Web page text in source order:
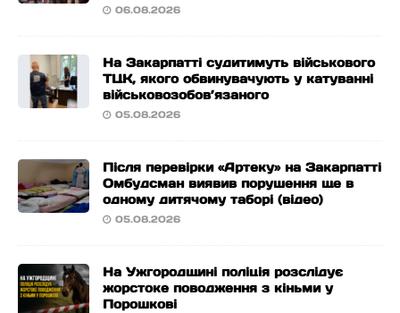
06.08.2026
На Закарпатті судитимуть військового
ТЦК, якого обвинувачують у катуванні
військовозобов’язаного
05.08.2026
Після перевірки «Артеку» на Закарпатті
Омбудсман виявив порушення ще в
одному дитячому таборі (відео)
05.08.2026
На Ужгородщині поліція розслідує
жорстоке поводження з кіньми у
Порошкові